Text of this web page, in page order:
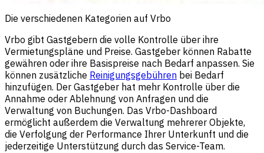
Die verschiedenen Kategorien auf Vrbo
Vrbo gibt Gastgebern die volle Kontrolle über ihre
Vermietungspläne und Preise. Gastgeber können Rabatte
gewähren oder ihre Basispreise nach Bedarf anpassen. Sie
können zusätzliche Reinigungsgebühren bei Bedarf
hinzufügen. Der Gastgeber hat mehr Kontrolle über die
Annahme oder Ablehnung von Anfragen und die
Verwaltung von Buchungen. Das Vrbo-Dashboard
ermöglicht außerdem die Verwaltung mehrerer Objekte,
die Verfolgung der Performance Ihrer Unterkunft und die
jederzeitige Unterstützung durch das Service-Team.